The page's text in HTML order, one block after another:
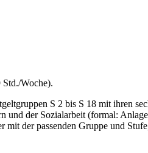
Woche).
S 2 bis S 18 mit ihren
der Sozialarbeit (formal:
der passenden Gruppe und